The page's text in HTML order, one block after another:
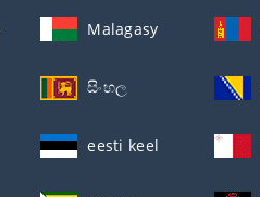
Malagasy
සිංහල
eesti keel